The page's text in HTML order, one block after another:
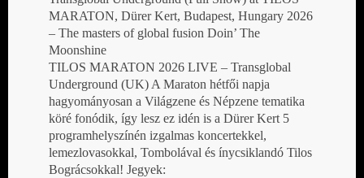
MARATON, Dürer Kert, Budapest, Hungary 2026
– The masters of global fusion Doin’ The
Moonshine
TILOS MARATON 2026 LIVE – Transglobal
Underground (UK) A Maraton hétfői napja
hagyományosan a Világzene és Népzene tematika
köré fonódik, így lesz ez idén is a Dürer Kert 5
programhelyszínén izgalmas koncertekkel,
lemezlovasokkal, Tombolával és ínycsiklandó Tilos
Bográcsokkal! Jegyek: